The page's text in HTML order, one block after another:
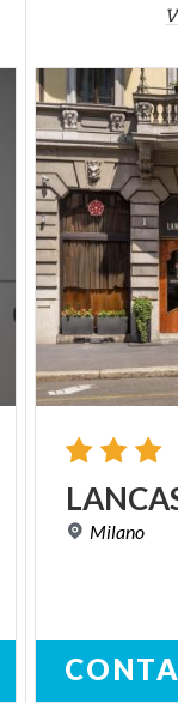
Milano